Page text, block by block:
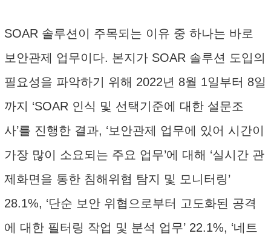
SOAR 솔루션이 주목되는 이유 중 하나는 바로
보안관제 업무이다. 본지가 SOAR 솔루션 도입의
필요성을 파악하기 위해 2022년 8월 1일부터 8일
까지 ‘SOAR 인식 및 선택기준에 대한 설문조
사’를 진행한 결과, ‘보안관제 업무에 있어 시간이
가장 많이 소요되는 주요 업무’에 대해 ‘실시간 관
제화면을 통한 침해위협 탐지 및 모니터링’
28.1%, ‘단순 보안 위협으로부터 고도화된 공격
에 대한 필터링 작업 및 분석 업무’ 22.1%, ‘네트